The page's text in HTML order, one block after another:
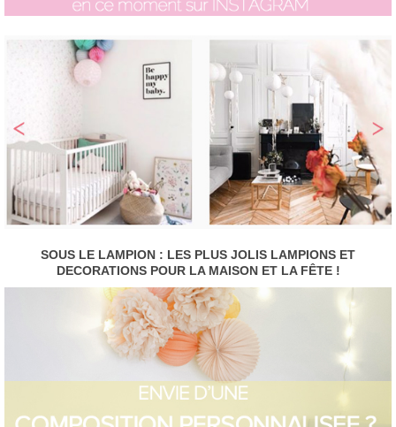
SOUS LE LAMPION : LES PLUS JOLIS LAMPIONS ET
DECORATIONS POUR LA MAISON ET LA FÊTE !